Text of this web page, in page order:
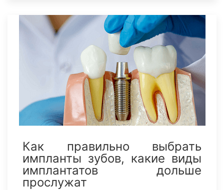
Как правильно выбрать
импланты зубов, какие виды
имплантатов дольше
прослужат